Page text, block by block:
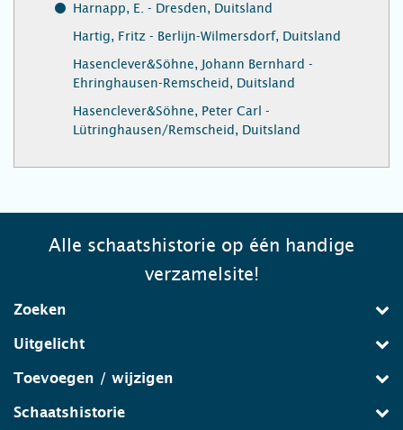
Harnapp, E. - Dresden, Duitsland
Hartig, Fritz - Berlijn-Wilmersdorf, Duitsland
Hasenclever&Söhne, Johann Bernhard -
Ehringhausen-Remscheid, Duitsland
Hasenclever&Söhne, Peter Carl -
Lütringhausen/Remscheid, Duitsland
Alle schaatshistorie op één handige
verzamelsite!
Zoeken
Uitgelicht
Toevoegen / wijzigen
Schaatshistorie